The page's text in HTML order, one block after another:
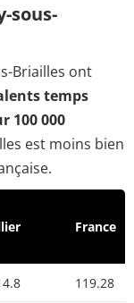
sous-
Briailles ont
temps
100 000
est moins bien
France
119.28